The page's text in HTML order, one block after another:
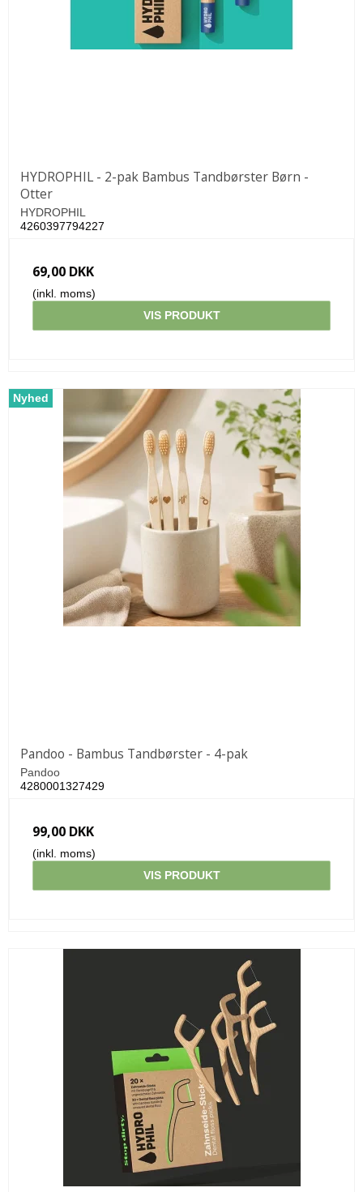
HYDROPHIL - 2-pak Bambus Tandbørster Børn -
Otter
HYDROPHIL
4260397794227
69,00 DKK
(inkl. moms)
VIS PRODUKT
Nyhed
Pandoo - Bambus Tandbørster - 4-pak
Pandoo
4280001327429
99,00 DKK
(inkl. moms)
VIS PRODUKT